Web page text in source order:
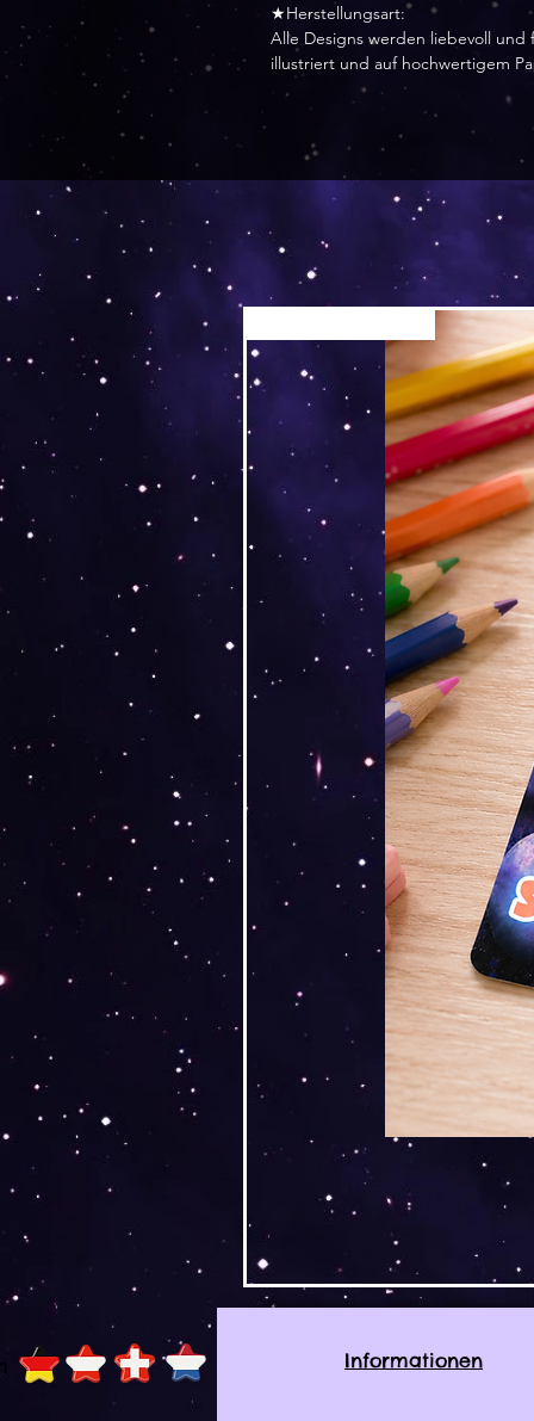
★Herstellungsart:
Alle Designs werden liebevoll
illustriert und auf hochwertigem
Informationen